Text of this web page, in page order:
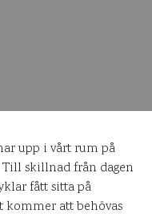
upp i vårt rum på
skillnad från dagen
fått sitta på
kommer att behövas